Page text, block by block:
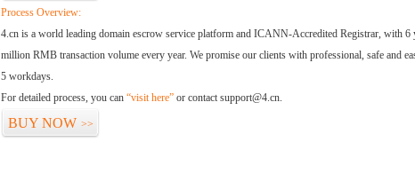
Process Overview:
4.cn is a world leading domain escrow service platform and ICANN-Accredited Registrar, with 6
million RMB transaction volume every year. We promise our clients with professional, safe and
5 workdays.
For detailed process, you can “visit here” or contact support@4.cn.
BUY NOW >>